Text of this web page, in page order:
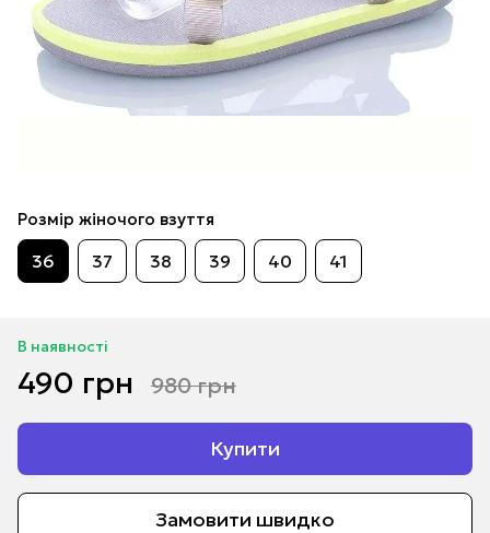
Розмір жіночого взуття
36 37 38 39 40 41
В наявності
490 грн 980 грн
Купити
Замовити швидко